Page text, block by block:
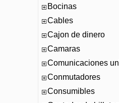
Bocinas
Cables
Cajon de dinero
Camaras
Comunicaciones
Conmutadores
Consumibles